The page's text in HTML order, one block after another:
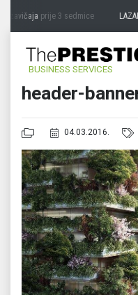
zavičajaprije 3 sedmice
BUSINESS SERVICES
header-
04.03.2016.